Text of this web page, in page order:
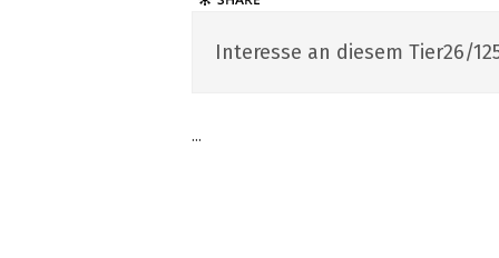
Interesse an diesem Tier26/
...